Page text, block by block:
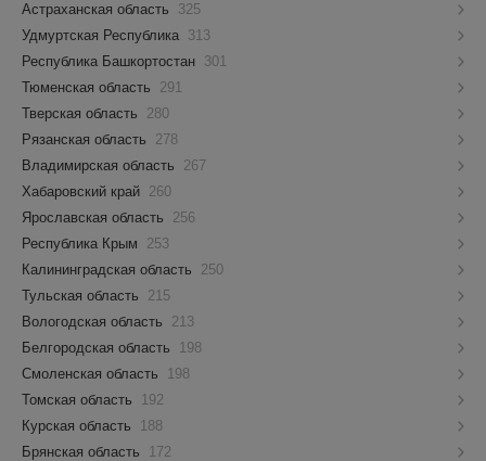
Астраханская область
325
Удмуртская Республика 313
Республика Башкортостан 301
Тюменская область
291
Тверская область
280
Рязанская область
278
Владимирская область
267
Хабаровский край 260
Ярославская область
256
Республика Крым
253
Калининградская область
250
Тульская область
215
Вологодская область
213
Белгородская область
198
Смоленская область
198
Томская область
192
Курская область
188
Брянская область
172